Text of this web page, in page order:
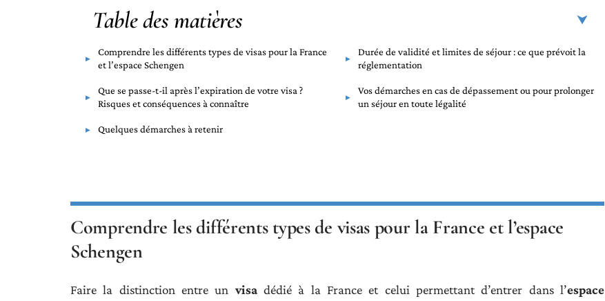
Table des matières
Comprendre les différents types de visas pour la France
et l’espace Schengen
Durée de validité et limites de séjour : ce que prévoit la
réglementation
Que se passe-t-il après l’expiration de votre visa ?
Risques et conséquences à connaître
Vos démarches en cas de dépassement ou pour prolonger
un séjour en toute légalité
Quelques démarches à retenir
Comprendre les différents types de visas pour la France et l’espace
Schengen
Faire la distinction entre un visadédié à la France et celui permettant d’entrer dans l’espace